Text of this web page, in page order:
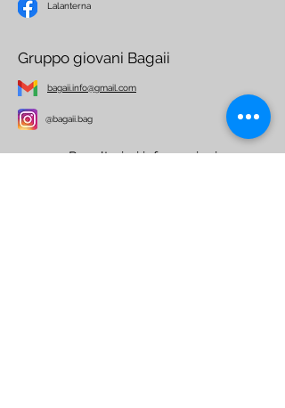
Lalanterna
Gruppo giovani Bagaii
bagaii.info@gmail.com
@bagaii.bag
Per ulteriori informazioni